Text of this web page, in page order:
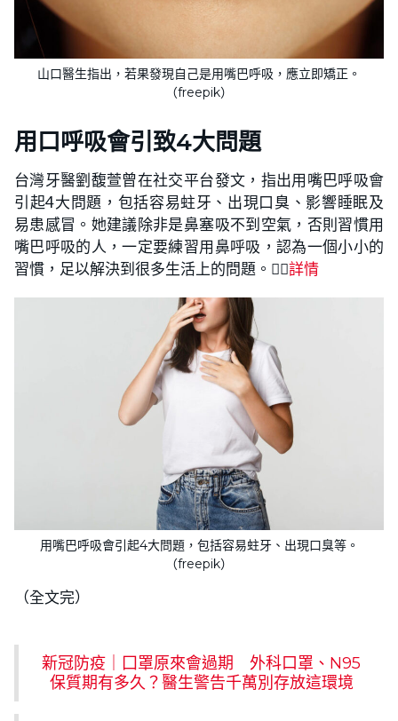
山口醫生指出，若果發現自己是用嘴巴呼吸，應立即矯正。
（freepik）
用口呼吸會引致4大問題
台灣牙醫劉馥萱曾在社交平台發文，指出用嘴巴呼吸會
引起4大問題，包括容易蛀牙、出現口臭、影響睡眠及
易患感冒。她建議除非是鼻塞吸不到空氣，否則習慣用
嘴巴呼吸的人，一定要練習用鼻呼吸，認為一個小小的
習慣，足以解決到很多生活上的問題。👉🏻詳情
用嘴巴呼吸會引起4大問題，包括容易蛀牙、出現口臭等。
（freepik）
（全文完）
新冠防疫｜囗罩原來會過期 外科口罩、N95
保質期有多久？醫生警告千萬別存放這環境